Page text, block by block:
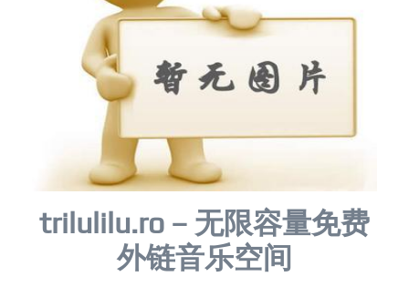
trilulilu.ro – 无限容量免费
外链音乐空间